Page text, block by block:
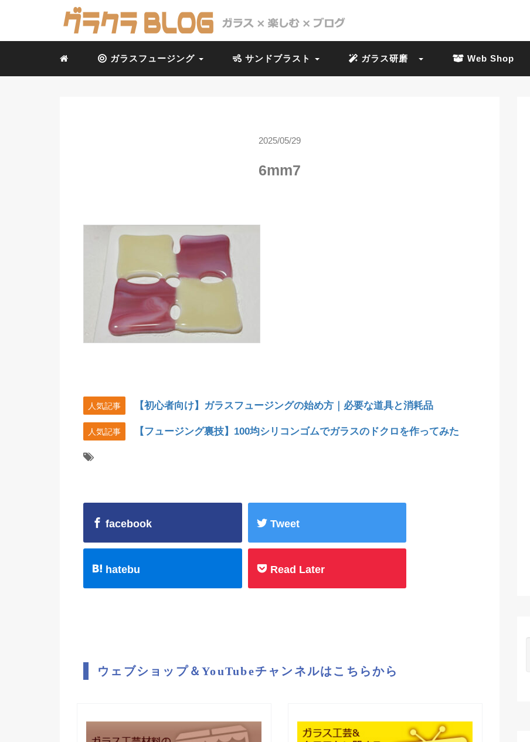
ガラスフュージング サンドブラスト ガラス研磨 Web Shop
2025/05/29
6mm7
人気記事 【初心者向け】ガラスフュージングの始め方｜必要な道具と消耗品
人気記事 【フュージング裏技】100均シリコンゴムでガラスのドクロを作ってみた
facebook Tweet
hatebu Read Later
ウェブショップ＆YouTubeチャンネルはこちらから